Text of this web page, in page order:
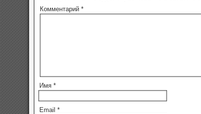
Комментарий *
Имя *
Email *